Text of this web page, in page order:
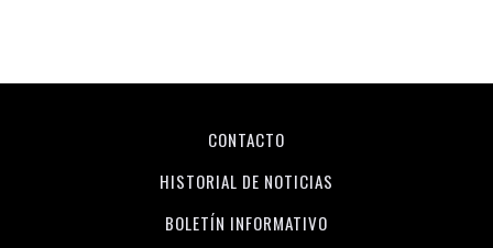
CONTACTO
HISTORIAL DE NOTICIAS
BOLETÍN INFORMATIVO